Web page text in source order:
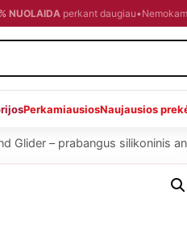
NUOLAIDA perkant daugiau•
PerkamiausiosNaujausios
Glider – prabangus silikoninis